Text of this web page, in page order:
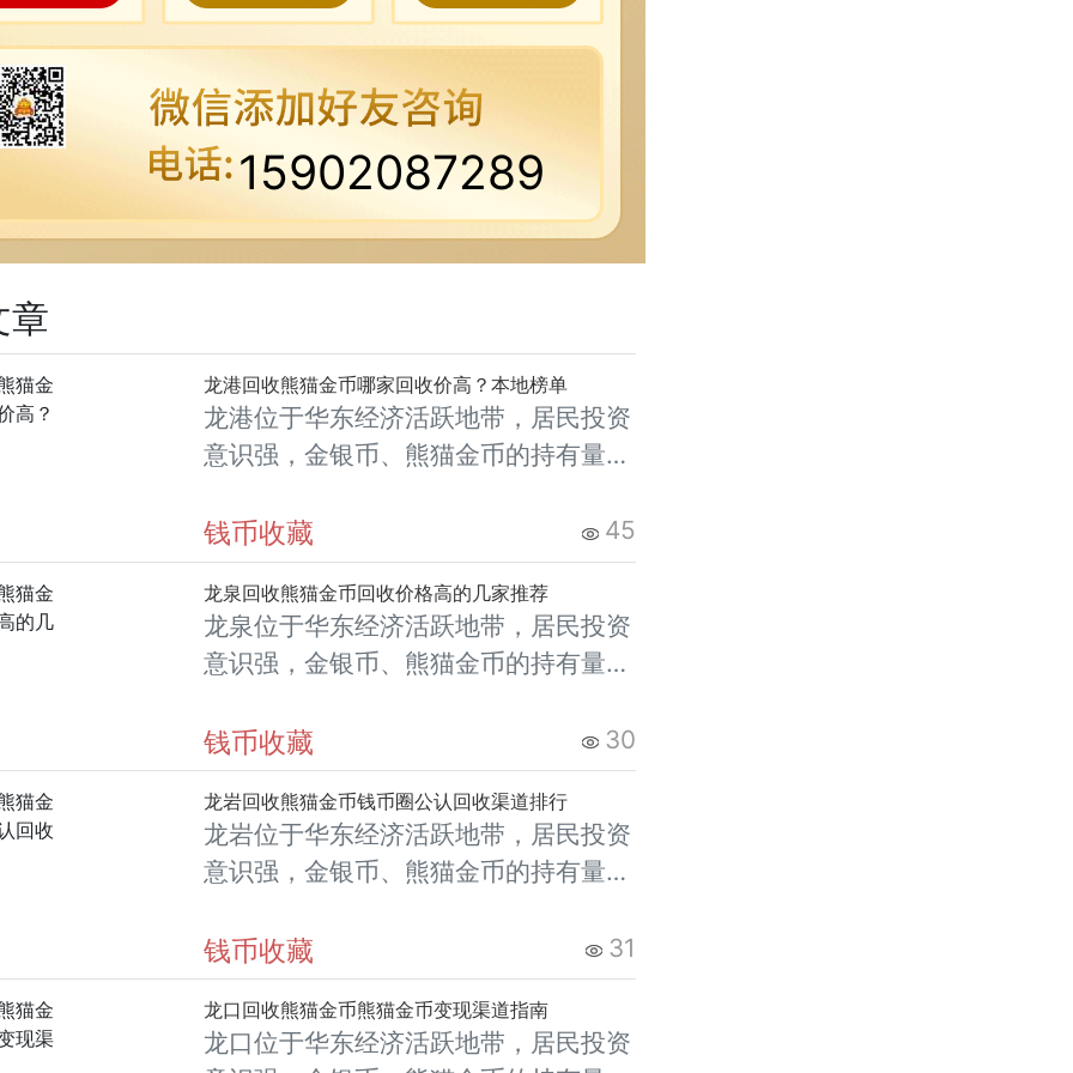
15902087289
章
龙港回收熊猫金币哪家回收价高？本地榜单
龙港位于华东经济活跃地带，居民投资
意识强，金银币、熊猫金币的持有量在
龙港藏友变现熊猫金币的需求就明显升
温，但鱼龙混杂的回收渠道里，能精准
识别版别溢
钱币收藏 45
龙泉回收熊猫金币回收价格高的几家推荐
龙泉位于华东经济活跃地带，居民投资
意识强，金银币、熊猫金币的持有量在
龙泉藏友变现熊猫金币的需求就明显升
温，但鱼龙混杂的回收渠道里，能精准
识别版别溢
钱币收藏 30
龙岩回收熊猫金币钱币圈公认回收渠道排行
龙岩位于华东经济活跃地带，居民投资
意识强，金银币、熊猫金币的持有量在
龙岩藏友变现熊猫金币的需求就明显升
温，但鱼龙混杂的回收渠道里，能精准
识别版别溢
钱币收藏 31
龙口回收熊猫金币熊猫金币变现渠道指南
龙口位于华东经济活跃地带，居民投资